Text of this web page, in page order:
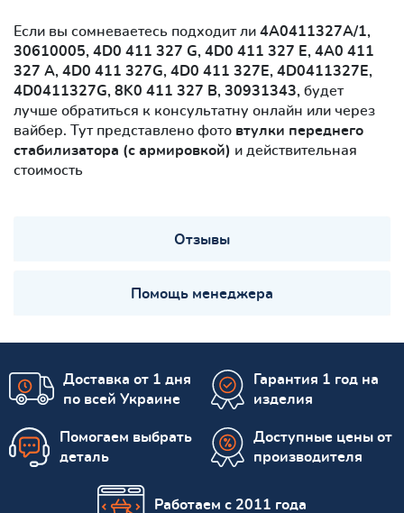
Если вы сомневаетесь подходит ли 4A0411327A/1,
30610005, 4D0 411 327 G, 4D0 411 327 E, 4A0 411
327 A, 4D0 411 327G, 4D0 411 327E, 4D0411327E,
4D0411327G, 8K0 411 327 B, 30931343, будет
лучше обратиться к консультатну онлайн или через
вайбер. Тут представлено фото втулки переднего
стабилизатора (с армировкой) и действительная
стоимость
Отзывы
Помощь менеджера
Доставка от 1 дня
по всей Украине
Гарантия 1 год на
изделия
Помогаем выбрать
деталь
Доступные цены от
производителя
Работаем с 2011 года